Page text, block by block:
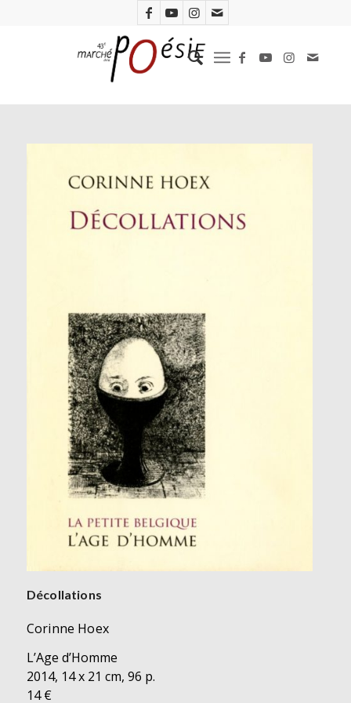
Décollations
Corinne Hoex
L’Age d’Homme
2014, 14 x 21 cm, 96 p.
14 €